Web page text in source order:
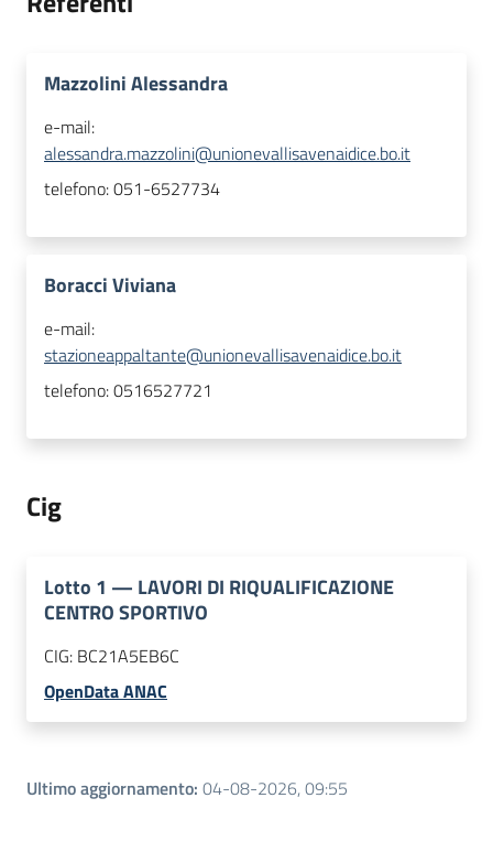
Mazzolini Alessandra
e-mail:
alessandra.mazzolini@unionevallisavenaidice.bo.it
telefono:051-6527734
Boracci Viviana
e-mail:
stazioneappaltante@unionevallisavenaidice.bo.it
telefono:0516527721
Cig
Lotto 1 — LAVORI DI RIQUALIFICAZIONE
CENTRO SPORTIVO
CIG: BC21A5EB6C
OpenData ANAC
Ultimo aggiornamento: 04-08-2026, 09:55